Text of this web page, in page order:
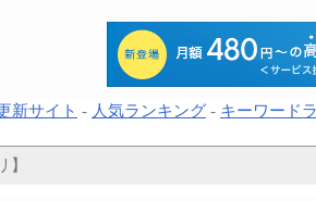
新サイト - 人気ランキング - キーワード
】